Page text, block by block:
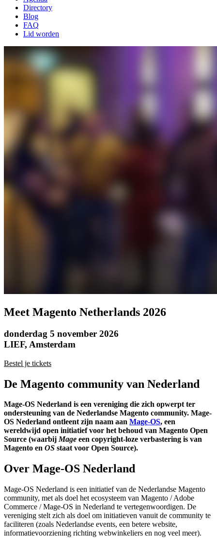
Directory
Blog
FAQ
Lid worden
Meet Magento Netherlands 2026
donderdag 5 november 2026
LIEF, Amsterdam
Bestel je tickets
De Magento community van Nederland
Mage-OS Nederland is een vereniging die zich opwerpt ter
ondersteuning van de Nederlandse Magento community. Mage-
OS Nederland ontleent zijn naam aan Mage-OS, een
wereldwijd open initiatief voor het behoud van Magento Open
Source (waarbijMage een copyright-loze verbastering is van
Magento en OS staat voor Open Source).
Over Mage-OS Nederland
Mage-OS Nederland is een initiatief van de Nederlandse Magento
community, met als doel het ecosysteem van Magento / Adobe
Commerce / Mage-OS in Nederland te vertegenwoordigen. De
vereniging stelt zich als doel om initiatieven vanuit de community te
faciliteren (zoals Nederlandse events, een betere website,
informatievoorziening richting webwinkeliers en nog veel meer).